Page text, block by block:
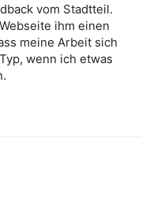
vom Stadtteil.
ihm einen
meine Arbeit sich
wenn ich etwas